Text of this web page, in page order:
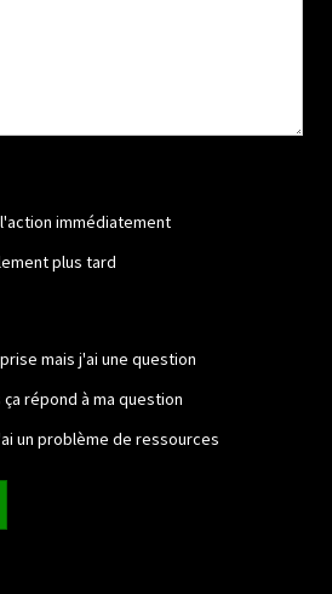
immédiatement
plus tard
mais j'ai une question
répond à ma question
un problème de ressources